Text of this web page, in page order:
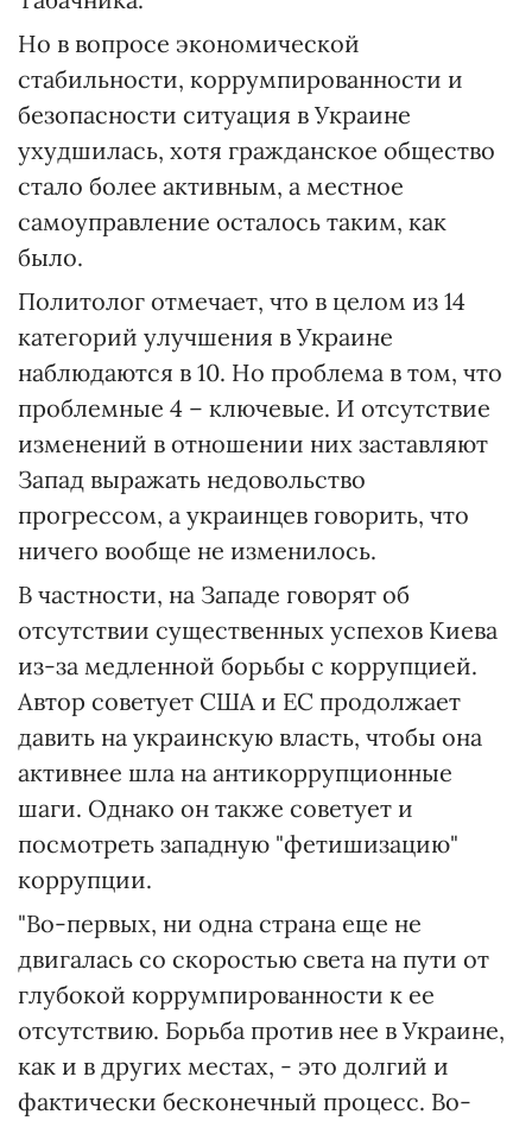
Но в вопросе экономической
стабильности, коррумпированности и
безопасности ситуация в Украине
ухудшилась, хотя гражданское общество
стало более активным, а местное
самоуправление осталось таким, как
было.
Политолог отмечает, что в целом из 14
категорий улучшения в Украине
наблюдаются в 10. Но проблема в том, что
проблемные 4 – ключевые. И отсутствие
изменений в отношении них заставляют
Запад выражать недовольство
прогрессом, а украинцев говорить, что
ничего вообще не изменилось.
В частности, на Западе говорят об
отсутствии существенных успехов Киева
из-за медленной борьбы с коррупцией.
Автор советует США и ЕС продолжает
давить на украинскую власть, чтобы она
активнее шла на антикоррупционные
шаги. Однако он также советует и
посмотреть западную "фетишизацию"
коррупции.
"Во-первых, ни одна страна еще не
двигалась со скоростью света на пути от
глубокой коррумпированности к ее
отсутствию. Борьба против нее в Украине,
как и в других местах, - это долгий и
фактически бесконечный процесс. Во-